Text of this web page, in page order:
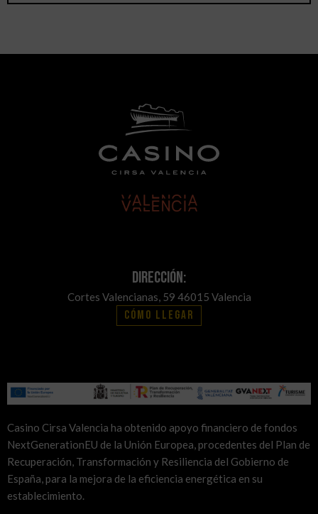
Dirección:
Cortes Valencianas, 59 46015 Valencia
Cómo llegar
Casino Cirsa Valencia ha obtenido apoyo financiero de fondos
NextGenerationEU de la Unión Europea, procedentes del Plan de
Recuperación, Transformación y Resiliencia del Gobierno de
España, para la mejora de la eficiencia energética en su
establecimiento.